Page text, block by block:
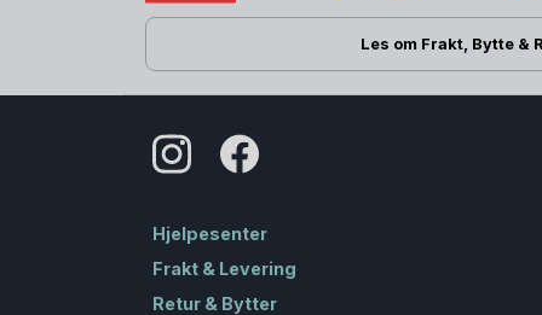
Les om Frakt, Bytte &
Hjelpesenter
Frakt & Levering
Retur & Bytter